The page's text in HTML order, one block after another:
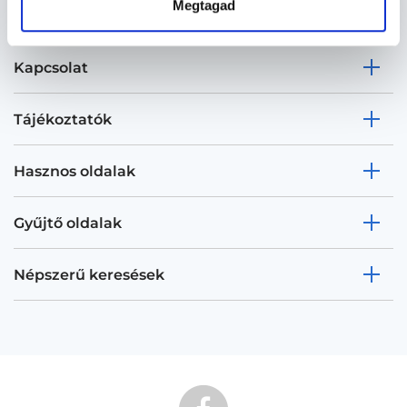
Megtagad
Kapcsolat
Tájékoztatók
Hasznos oldalak
Gyűjtő oldalak
Népszerű keresések